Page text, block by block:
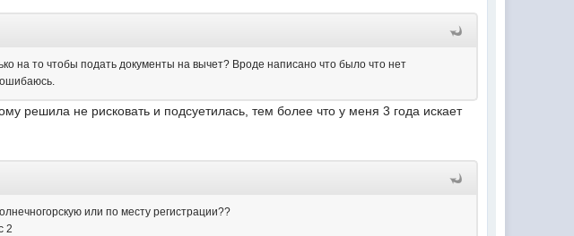
на то чтобы подать документы на вычет? Вроде написано что было что нет
ошибаюсь.
решила не рисковать и подсуетилась, тем более что у меня 3 года искает
или по месту регистрации??
2